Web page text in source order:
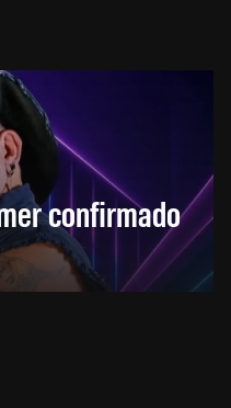
confirmado